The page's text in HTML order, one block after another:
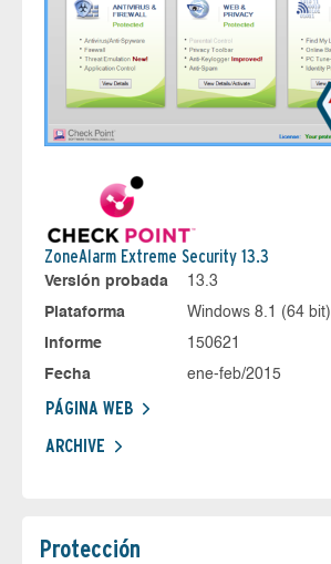
ZoneAlarm Extreme Security 13.3
Versión probada
13.3
Plataforma
Windows 8.1 (64 bit)
Informe
150621
Fecha
ene-feb/2015
PÁGINA WEB
ARCHIVE
Protección